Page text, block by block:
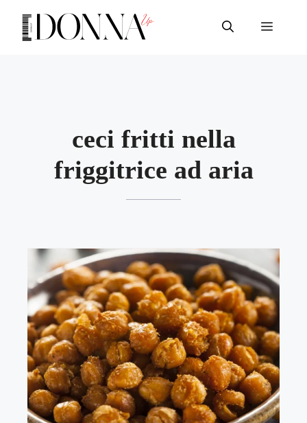
contenuto
Menu
ceci fritti nella
friggitrice ad aria